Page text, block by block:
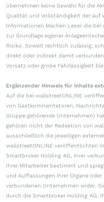
übernehmen keine Gewähr für die
Qualität und Vollständigkeit der auf
Informationen.Machen Leser die
zur Grundlage eigener
Risiko. Soweit rechtlich zulässig,
direkt oder indirekt damit
Vorsatz oder grobe Fahrlässigkeit
Ergänzender Hinweis für Inhalte
Auf die bei wallstreetONLINE
von Gastkommentatoren,
Gruppe gehörende Unternehmen)
gehören nicht der Redaktion von
ausschließlich die jeweiligen
wallstreetONLINE veröffentlichten
Smartbroker Holding AG, ihrer
ihrer Mitarbeiter bestimmt und
und Auffassungen ihrer Organe
verbundenen Unternehmen wider.
durch die Smartbroker Holding AG,